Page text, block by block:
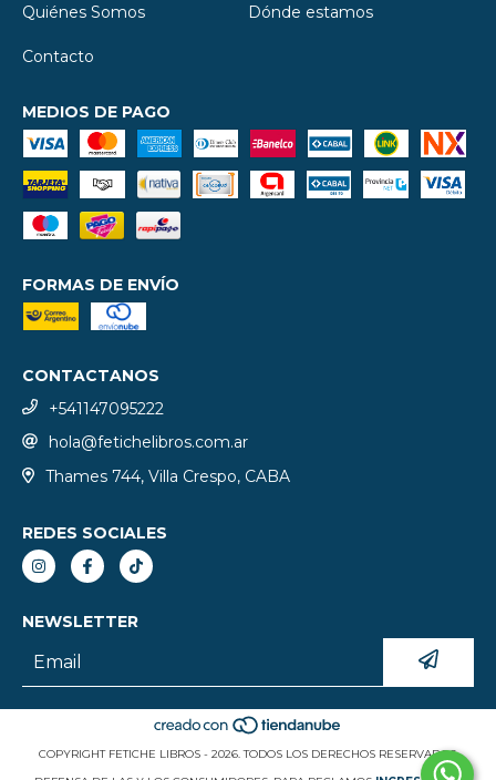
Quiénes Somos Dónde estamos
Contacto
MEDIOS DE PAGO
FORMAS DE ENVÍO
CONTACTANOS
+541147095222
hola@fetichelibros.com.ar
Thames 744, Villa Crespo, CABA
REDES SOCIALES
NEWSLETTER
COPYRIGHT FETICHE LIBROS - 2026. TODOS LOS DERECHOS RESERVADOS.